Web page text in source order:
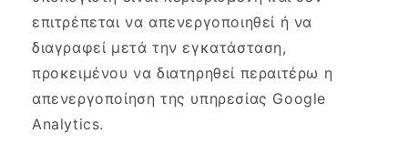
επιτρέπεται να απενεργοποιηθεί ή να
διαγραφεί μετά την εγκατάσταση,
προκειμένου να διατηρηθεί περαιτέρω η
απενεργοποίηση της υπηρεσίας Google
Analytics.